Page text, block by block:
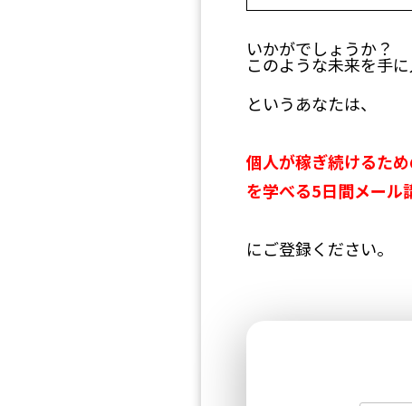
いかがでしょうか？
このような未来を手に
というあなたは、
個人が稼ぎ続けるた
を学べる5日間メール
にご登録ください。